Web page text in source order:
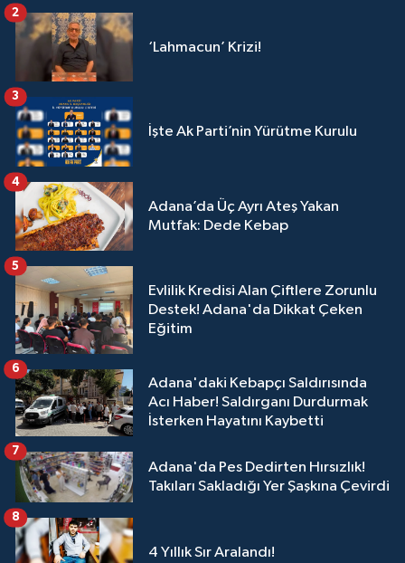
‘Lahmacun’ Krizi!
2
İşte Ak Parti’nin Yürütme Kurulu
3
Adana’da Üç Ayrı Ateş Yakan
Mutfak: Dede Kebap
4
Evlilik Kredisi Alan Çiftlere Zorunlu
Destek! Adana'da Dikkat Çeken
Eğitim
5
Adana'daki Kebapçı Saldırısında
Acı Haber! Saldırganı Durdurmak
İsterken Hayatını Kaybetti
6
Adana'da Pes Dedirten Hırsızlık!
Takıları Sakladığı Yer Şaşkına Çevirdi
7
4 Yıllık Sır Aralandı!
8